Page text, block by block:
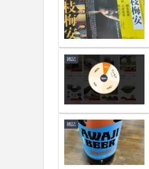
雑記
雑記